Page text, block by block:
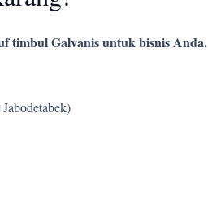
timbul Galvanis untuk bisnis Anda.